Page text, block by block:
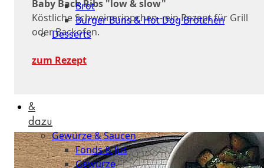
Brot
Burger Buns & Hot Dog Brötchen
Desserts
Neu
&
dazu
Gewürze & Saucen
Fonds & Jus
Gewürze
Baby Back Ribs "low & slow"
Köstliche Schweinerippchen - ein Rezept für Grill
oder Backofen.
zum Rezept